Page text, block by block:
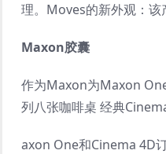
理。Moves的新外观：该
Maxon胶囊
作为Maxon为Maxon
列八张咖啡桌 经典
axon One和Cinema 4D